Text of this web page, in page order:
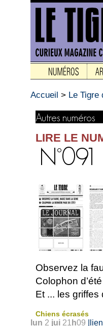
Accueil > Le Tigre
LIRE LE
Observez la
Colophon d’été
Et ... les griffes
Chiens écrasés
lun 2 jui 21 h09 |lien|